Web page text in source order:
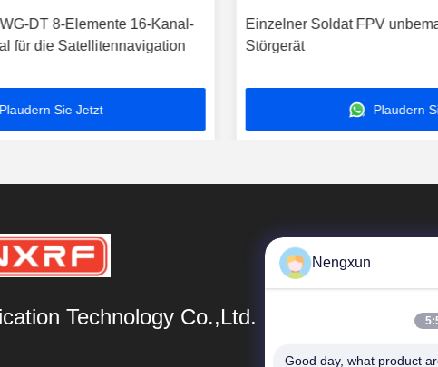
DT 8-Elemente 16-Kanal-
für die Satellitennavigation
Plaudern Sie Jetzt
Einzelner Soldat FPV
Störgerät
Plaudern
Technology Co.,Ltd.
Nengxun
Good day, what product